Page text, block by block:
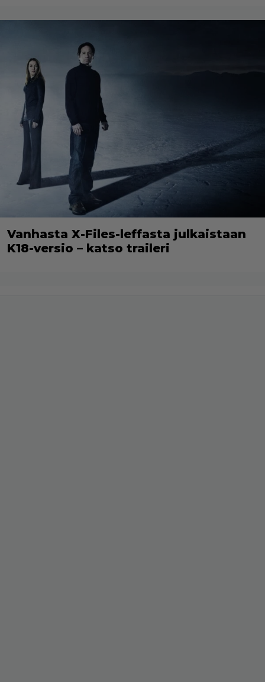
Vanhasta X-Files-leffasta julkaistaan
K18-versio – katso traileri